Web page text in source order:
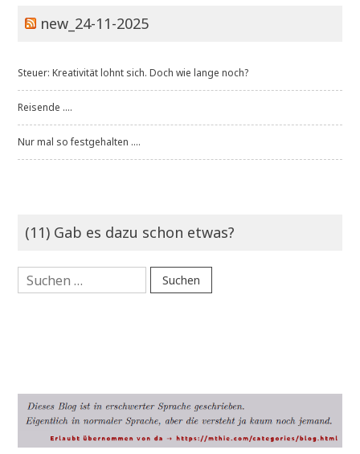
new_24-11-2025
Steuer: Kreativität lohnt sich. Doch wie lange noch?
Reisende ....
Nur mal so festgehalten ....
(11) Gab es dazu schon etwas?
Suchen
nach: